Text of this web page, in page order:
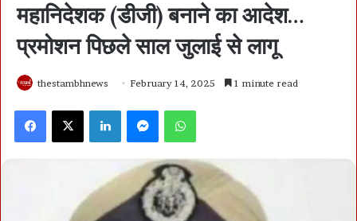
महानिदेशक (डीजी) बनाने का आदेश…
प्रमोशन पिछले साल जुलाई से लागू
thestambhnews February 14, 2025 1 minute read
Facebook X LinkedIn